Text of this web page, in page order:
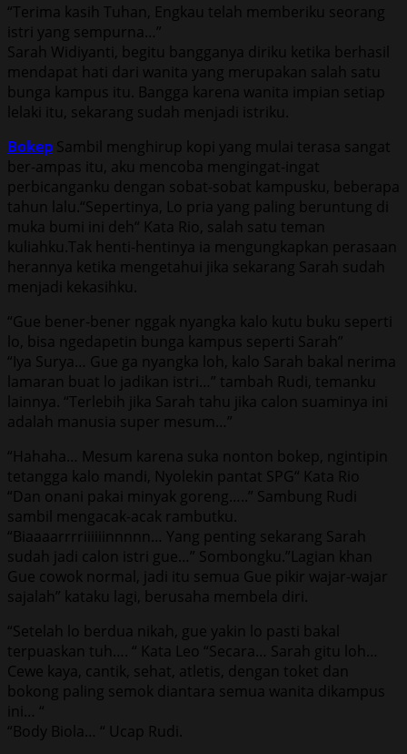
“Terima kasih Tuhan, Engkau telah memberiku seorang
istri yang sempurna…”
Sarah Widiyanti, begitu bangganya diriku ketika berhasil
mendapat hati dari wanita yang merupakan salah satu
bunga kampus itu. Bangga karena wanita impian setiap
lelaki itu, sekarang sudah menjadi istriku.
Bokep Sambil menghirup kopi yang mulai terasa sangat
ber-ampas itu, aku mencoba mengingat-ingat
perbicanganku dengan sobat-sobat kampusku, beberapa
tahun lalu.“Sepertinya, Lo pria yang paling beruntung di
muka bumi ini deh“ Kata Rio, salah satu teman
kuliahku.Tak henti-hentinya ia mengungkapkan perasaan
herannya ketika mengetahui jika sekarang Sarah sudah
menjadi kekasihku.
“Gue bener-bener nggak nyangka kalo kutu buku seperti
lo, bisa ngedapetin bunga kampus seperti Sarah”
“Iya Surya… Gue ga nyangka loh, kalo Sarah bakal nerima
lamaran buat lo jadikan istri…” tambah Rudi, temanku
lainnya. “Terlebih jika Sarah tahu jika calon suaminya ini
adalah manusia super mesum…”
“Hahaha… Mesum karena suka nonton bokep, ngintipin
tetangga kalo mandi, Nyolekin pantat SPG“ Kata Rio
“Dan onani pakai minyak goreng…..” Sambung Rudi
sambil mengacak-acak rambutku.
“Biaaaarrrriiiiiinnnnn… Yang penting sekarang Sarah
sudah jadi calon istri gue…” Sombongku.”Lagian khan
Gue cowok normal, jadi itu semua Gue pikir wajar-wajar
sajalah” kataku lagi, berusaha membela diri.
“Setelah lo berdua nikah, gue yakin lo pasti bakal
terpuaskan tuh…. “ Kata Leo “Secara… Sarah gitu loh…
Cewe kaya, cantik, sehat, atletis, dengan toket dan
bokong paling semok diantara semua wanita dikampus
ini… “
“Body Biola… “ Ucap Rudi.